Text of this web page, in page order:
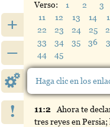
+
–
!
Verso: 1 2 3
11
12 13 14
22
23 24 25
33
34 35 36
44
45
Y , en el
levanté para
11:2 Ahora te
tres reyes en
Haga clic en los